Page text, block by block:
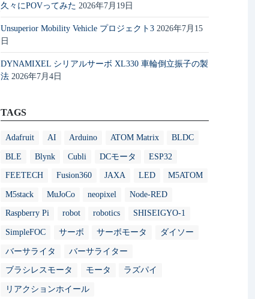
久々にPOVってみた 2026年7月19日
Unsuperior Mobility Vehicle プロジェクト3 2026年7月15
日
DYNAMIXEL シリアルサーボ XL330 車輪倒立振子の製
法 2026年7月4日
TAGS
Adafruit AI Arduino ATOM Matrix BLDC
BLE Blynk Cubli DCモータ ESP32
FEETECH Fusion360 JAXA LED M5ATOM
M5stack MuJoCo neopixel Node-RED
Raspberry Pi robot robotics SHISEIGYO-1
SimpleFOC サーボ サーボモータ ダイソー
バーサライタ バーサライター
ブラシレスモータ モータ ラズパイ
リアクションホイール